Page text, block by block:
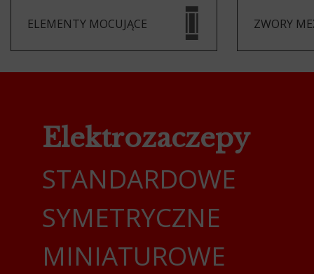
ELEMENTY MOCUJĄCE ZWORY
Elektrozaczepy
STANDARDOWE
SYMETRYCZNE
MINIATUROWE